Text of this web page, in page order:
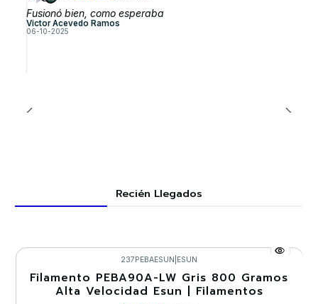
Fusionó bien, como esperaba
Victor Acevedo Ramos
06-10-2025
Recién Llegados
-30%
237PEBAESUN ESUN
Filamento PEBA90A-LW Gris 800 Gramos
Alta Velocidad Esun | Filamentos